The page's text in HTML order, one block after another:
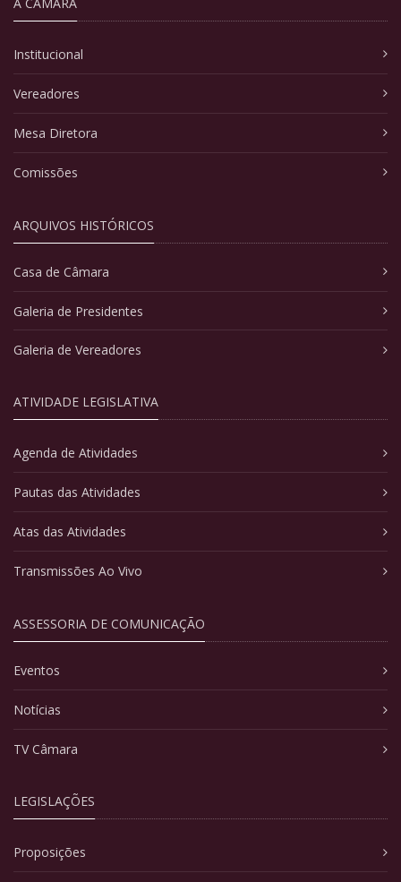
Institucional
Vereadores
Mesa Diretora
Comissões
ARQUIVOS HISTÓRICOS
Casa de Câmara
Galeria de Presidentes
Galeria de Vereadores
ATIVIDADE LEGISLATIVA
Agenda de Atividades
Pautas das Atividades
Atas das Atividades
Transmissões Ao Vivo
ASSESSORIA DE COMUNICAÇÃO
Eventos
Notícias
TV Câmara
LEGISLAÇÕES
Proposições